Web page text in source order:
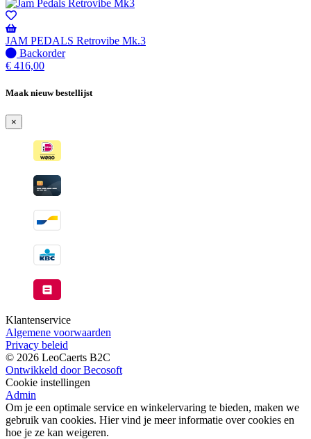
JAM PEDALS Retrovibe Mk.3
Niet
op
-
verzonden
wanneer
beschikbaar
Backorder
€ 416,00
Maak nieuw bestellijst
×
Klantenservice
Algemene voorwaarden
Privacy beleid
© 2026 LeoCaerts B2C
Ontwikkeld door Becosoft
Cookie instellingen
Admin
Om je een optimale service en winkelervaring te bieden, maken we
gebruik van cookies. Hier vind je meer informatie over cookies en
hoe je ze kan weigeren.